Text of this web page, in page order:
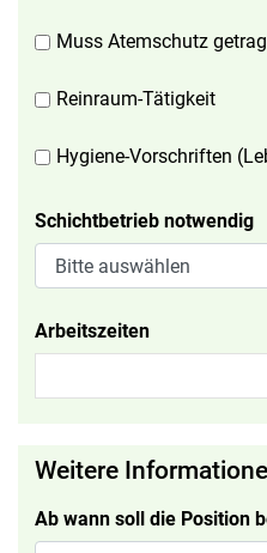
Muss Atemschutz
Reinraum-Tätigkeit
Hygiene-Vorschriften
Schichtbetrieb notwendig
Arbeitszeiten
Weitere
Ab wann soll die Position